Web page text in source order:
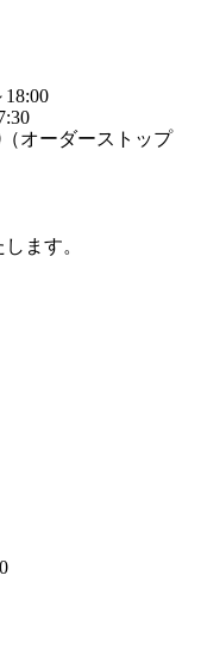
18:00
（オーダーストップ
ます。